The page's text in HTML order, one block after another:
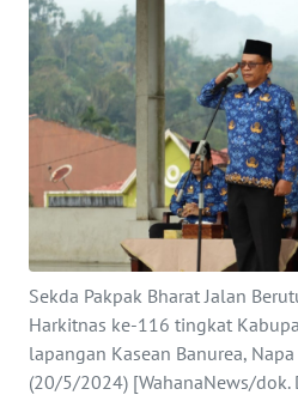
Sekda Pakpak Bharat Jalan
Harkitnas ke-116 tingkat
lapangan Kasean Banurea,
(20/5/2024) [WahanaNews/dok.
OPINI
Informasi
INDEKS
BERITA
KONTAK
INFO
IKLAN